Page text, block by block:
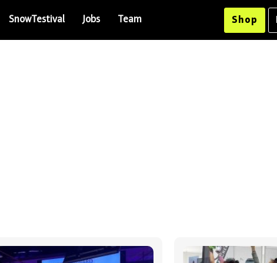
SnowTestival Jobs Team Shop